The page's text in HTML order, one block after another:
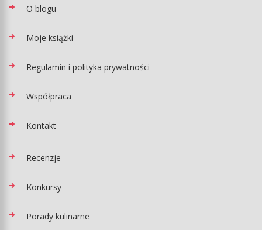
O blogu
Moje książki
Regulamin i polityka prywatności
Współpraca
Kontakt
Recenzje
Konkursy
Porady kulinarne